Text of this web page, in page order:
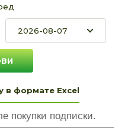
в формате Excel
покупки подписки.